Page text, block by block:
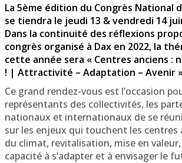
La 5ème édition du Congrès National
se tiendra le jeudi 13 & vendredi 14
Dans la continuité des réflexions
congrès organisé à Dax en 2022, la
cette année sera « Centres anciens :
! | Attractivité – Adaptation – Avenir
Ce grand rendez-vous est l’occasion
représentants des collectivités, les
nationaux et internationaux de se
sur les enjeux qui touchent les centres
du climat, revitalisation, mise en
capacité à s’adapter et à envisager le